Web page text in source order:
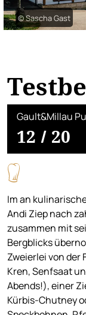
© Sascha Gast
Gault&Millau
12 / 20
Im an
Andi Ziep nach
zusammen mit
Bergblicks
Zweierlei von
Kren, Senfsaat
Abends!), einer
Kürbis-Chutney